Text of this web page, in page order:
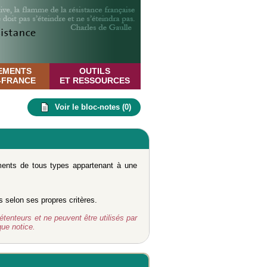
OUTILS
ET RESSOURCES
Voir le bloc-notes (0)
de tous types appartenant à une
selon ses propres critères.
et ne peuvent être utilisés par
notice.